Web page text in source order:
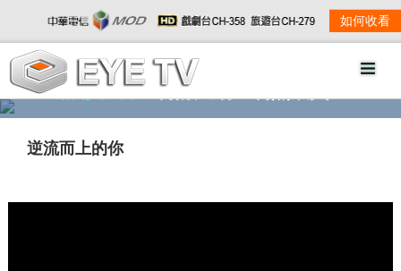
如何收看
精彩影音 劇情大綱
逆流而上的你